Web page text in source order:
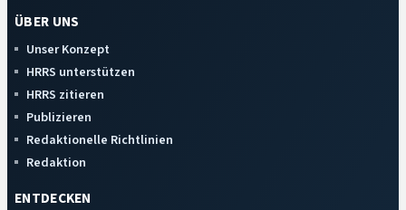
ÜBER UNS
Unser Konzept
HRRS unterstützen
HRRS zitieren
Publizieren
Redaktionelle Richtlinien
Redaktion
ENTDECKEN